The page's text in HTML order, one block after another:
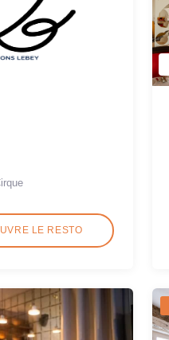
LE RESTO